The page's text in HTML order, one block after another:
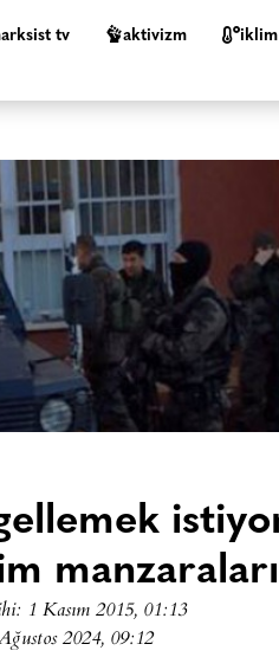
tv aktivizm i̇klim
1 Kasım 2015, 01:13
2024, 09:12